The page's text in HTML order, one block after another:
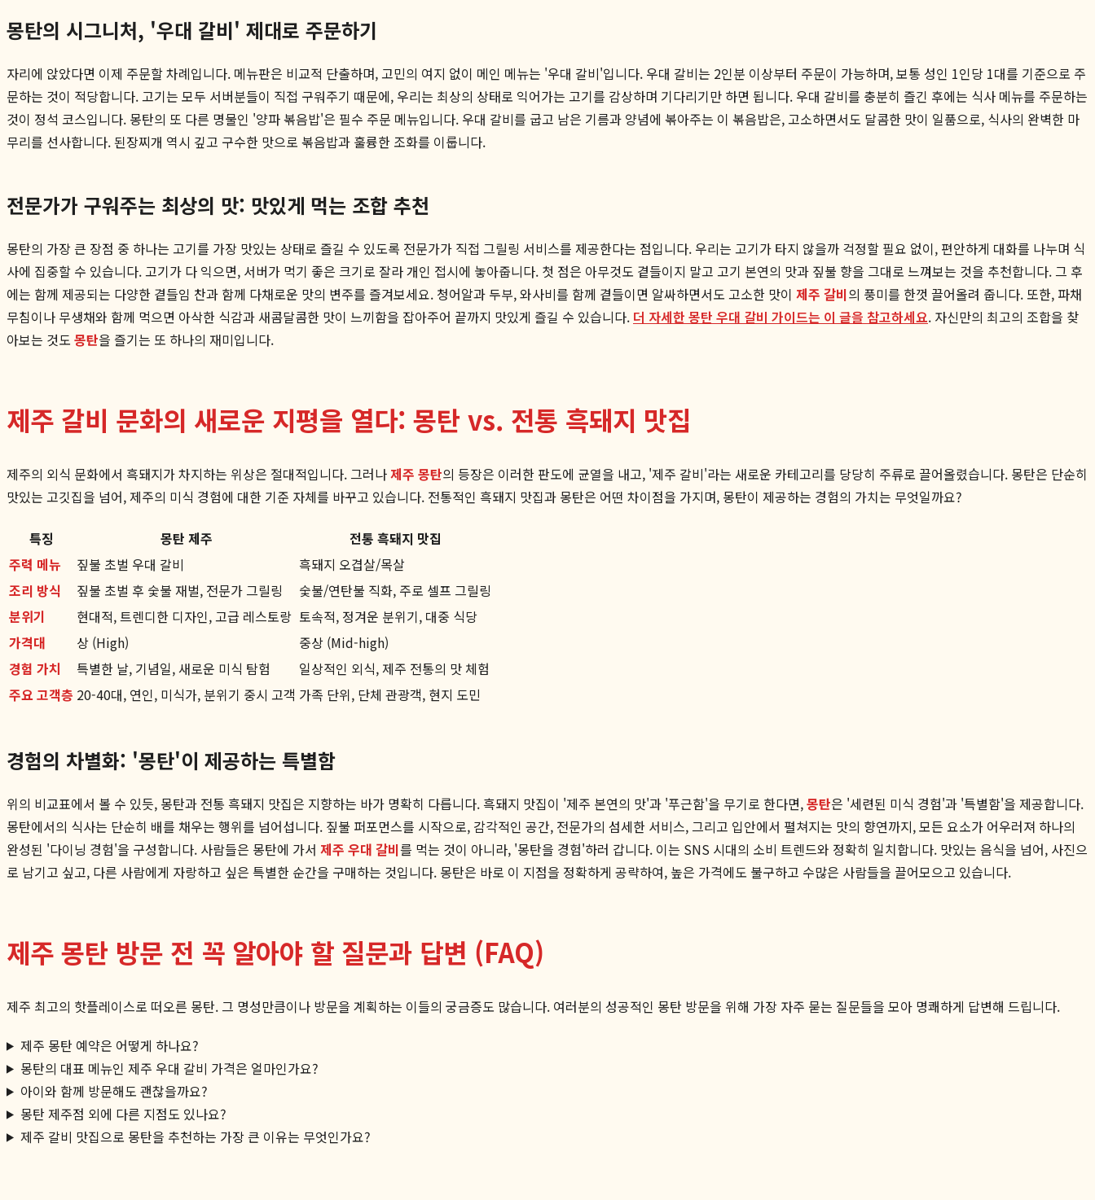
몽탄의 시그니처, '우대 갈비' 제대로 주문하기
자리에 앉았다면 이제 주문할 차례입니다. 메뉴판은 비교적 단출하며, 고민의 여지 없이 메인 메뉴는 '우대 갈비'입니다. 우대 갈비는 2인분 이상부터 주문이 가능하며, 보통 성인 1인당 1대를 기준으로 주
문하는 것이 적당합니다. 고기는 모두 서버분들이 직접 구워주기 때문에, 우리는 최상의 상태로 익어가는 고기를 감상하며 기다리기만 하면 됩니다. 우대 갈비를 충분히 즐긴 후에는 식사 메뉴를 주문하는
것이 정석 코스입니다. 몽탄의 또 다른 명물인 '양파 볶음밥'은 필수 주문 메뉴입니다. 우대 갈비를 굽고 남은 기름과 양념에 볶아주는 이 볶음밥은, 고소하면서도 달콤한 맛이 일품으로, 식사의 완벽한 마
무리를 선사합니다. 된장찌개 역시 깊고 구수한 맛으로 볶음밥과 훌륭한 조화를 이룹니다.
전문가가 구워주는 최상의 맛: 맛있게 먹는 조합 추천
몽탄의 가장 큰 장점 중 하나는 고기를 가장 맛있는 상태로 즐길 수 있도록 전문가가 직접 그릴링 서비스를 제공한다는 점입니다. 우리는 고기가 타지 않을까 걱정할 필요 없이, 편안하게 대화를 나누며 식
사에 집중할 수 있습니다. 고기가 다 익으면, 서버가 먹기 좋은 크기로 잘라 개인 접시에 놓아줍니다. 첫 점은 아무것도 곁들이지 말고 고기 본연의 맛과 짚불 향을 그대로 느껴보는 것을 추천합니다. 그 후
에는 함께 제공되는 다양한 곁들임 찬과 함께 다채로운 맛의 변주를 즐겨보세요. 청어알과 두부, 와사비를 함께 곁들이면 알싸하면서도 고소한 맛이 제주 갈비의 풍미를 한껏 끌어올려 줍니다. 또한, 파채
무침이나 무생채와 함께 먹으면 아삭한 식감과 새콤달콤한 맛이 느끼함을 잡아주어 끝까지 맛있게 즐길 수 있습니다. 더 자세한 몽탄 우대 갈비 가이드는 이 글을 참고하세요. 자신만의 최고의 조합을 찾
아보는 것도 몽탄을 즐기는 또 하나의 재미입니다.
제주 갈비 문화의 새로운 지평을 열다: 몽탄 vs. 전통 흑돼지 맛집
제주의 외식 문화에서 흑돼지가 차지하는 위상은 절대적입니다. 그러나제주 몽탄의 등장은 이러한 판도에 균열을 내고, '제주 갈비'라는 새로운 카테고리를 당당히 주류로 끌어올렸습니다. 몽탄은 단순히
맛있는 고깃집을 넘어, 제주의 미식 경험에 대한 기준 자체를 바꾸고 있습니다. 전통적인 흑돼지 맛집과 몽탄은 어떤 차이점을 가지며, 몽탄이 제공하는 경험의 가치는 무엇일까요?
특징 몽탄 제주
전통 흑돼지 맛집
주력 메뉴
짚불 초벌 우대 갈비
흑돼지 오겹살/목살
조리 방식
짚불 초벌 후 숯불 재벌, 전문가 그릴링
숯불/연탄불 직화, 주로 셀프 그릴링
분위기
현대적, 트렌디한 디자인, 고급 레스토랑 토속적, 정겨운 분위기, 대중 식당
가격대
상 (High)
중상 (Mid-high)
경험 가치
특별한 날, 기념일, 새로운 미식 탐험
일상적인 외식, 제주 전통의 맛 체험
주요 고객층 20-40대, 연인, 미식가, 분위기 중시 고객 가족 단위, 단체 관광객, 현지 도민
경험의 차별화: '몽탄'이 제공하는 특별함
위의 비교표에서 볼 수 있듯, 몽탄과 전통 흑돼지 맛집은 지향하는 바가 명확히 다릅니다. 흑돼지 맛집이 '제주 본연의 맛'과 '푸근함'을 무기로 한다면,몽탄은 '세련된 미식 경험'과 '특별함'을 제공합니다.
몽탄에서의 식사는 단순히 배를 채우는 행위를 넘어섭니다. 짚불 퍼포먼스를 시작으로, 감각적인 공간, 전문가의 섬세한 서비스, 그리고 입안에서 펼쳐지는 맛의 향연까지, 모든 요소가 어우러져 하나의
완성된 '다이닝 경험'을 구성합니다. 사람들은 몽탄에 가서 제주 우대 갈비를 먹는 것이 아니라, '몽탄을 경험'하러 갑니다. 이는 SNS 시대의 소비 트렌드와 정확히 일치합니다. 맛있는 음식을 넘어, 사진으
로 남기고 싶고, 다른 사람에게 자랑하고 싶은 특별한 순간을 구매하는 것입니다. 몽탄은 바로 이 지점을 정확하게 공략하여, 높은 가격에도 불구하고 수많은 사람들을 끌어모으고 있습니다.
제주 몽탄 방문 전 꼭 알아야 할 질문과 답변 (FAQ)
제주 최고의 핫플레이스로 떠오른 몽탄. 그 명성만큼이나 방문을 계획하는 이들의 궁금증도 많습니다. 여러분의 성공적인 몽탄 방문을 위해 가장 자주 묻는 질문들을 모아 명쾌하게 답변해 드립니다.
제주 몽탄 예약은 어떻게 하나요?
몽탄의 대표 메뉴인 제주 우대 갈비 가격은 얼마인가요?
아이와 함께 방문해도 괜찮을까요?
몽탄 제주점 외에 다른 지점도 있나요?
제주 갈비 맛집으로 몽탄을 추천하는 가장 큰 이유는 무엇인가요?